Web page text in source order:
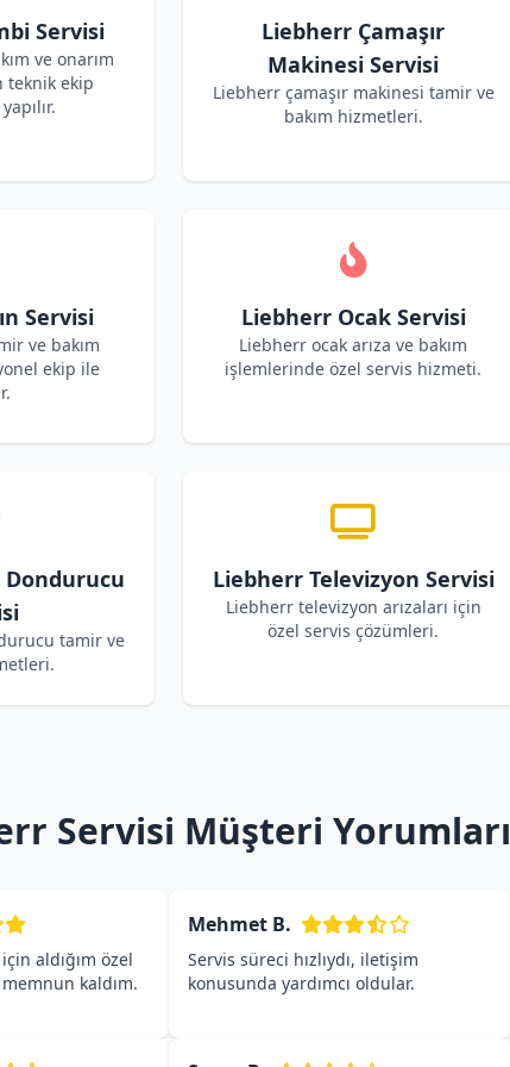
Servisi
ve onarım
teknik ekip
Liebherr Çamaşır
Makinesi Servisi
Liebherr çamaşır makinesi tamir ve
bakım hizmetleri.
Servisi
ve bakım
ekip ile
Liebherr Ocak Servisi
Liebherr ocak arıza ve bakım
işlemlerinde özel servis hizmeti.
tamir ve
Liebherr Televizyon Servisi
Liebherr televizyon arızaları için
özel servis çözümleri.
Servisi Müşteri Yorumları
aldığım özel
kaldım.
Mehmet B.
Servis süreci hızlıydı, iletişim
konusunda yardımcı oldular.